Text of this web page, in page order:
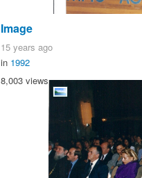
Image
15 years ago
in 1992
8,003 views